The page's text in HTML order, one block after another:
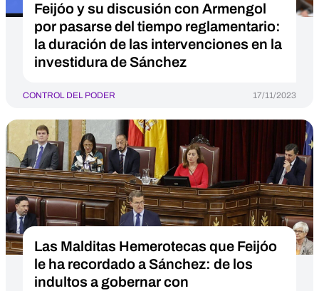
Feijóo y su discusión con Armengol
por pasarse del tiempo reglamentario:
la duración de las intervenciones en la
investidura de Sánchez
CONTROL DEL PODER 17/11/2023
Las Malditas Hemerotecas que Feijóo
le ha recordado a Sánchez: de los
indultos a gobernar con